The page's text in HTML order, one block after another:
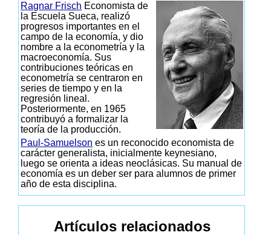
Ragnar Frisch Economista de
la Escuela Sueca, realizó
progresos importantes en el
campo de la economía, y dio
nombre a la econometría y la
macroeconomía. Sus
contribuciones teóricas en
econometría se centraron en
series de tiempo y en la
regresión lineal.
Posteriormente, en 1965
contribuyó a formalizar la
teoría de la producción.
Paul-Samuelson es un reconocido economista de
carácter generalista, inicialmente keynesiano,
luego se orienta a ideas neoclásicas. Su manual de
economía es un deber ser para alumnos de primer
año de esta disciplina.
Artículos relacionados